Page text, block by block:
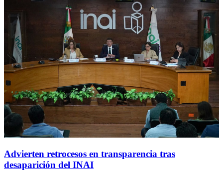
Advierten retrocesos en transparencia tras
desaparición del INAI